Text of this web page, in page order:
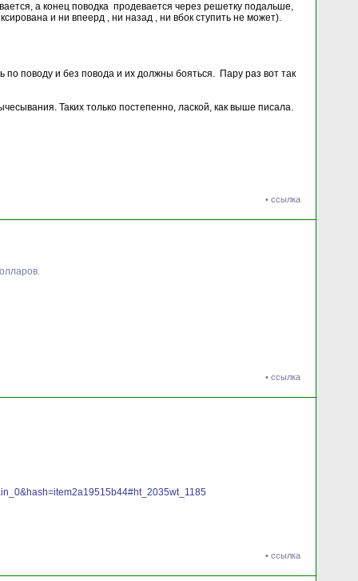
а конец поводка продевается через решетку подальше,
и ни впеерд , ни назад , ни вбок ступить не может).
по поводу и без повода и их должны бояться. Пару раз вот так
Таких только постепенно, лаской, как выше писала.
• ссылка
• ссылка
• ссылка